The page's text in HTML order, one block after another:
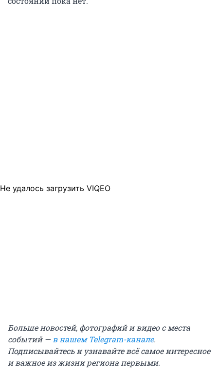
Не удалось загрузить VIQEO
Больше новостей, фотографий и видео с места
событий — в нашем Telegram-канале.
Подписывайтесь и узнавайте всё самое интересное
и важное из жизни региона первыми.